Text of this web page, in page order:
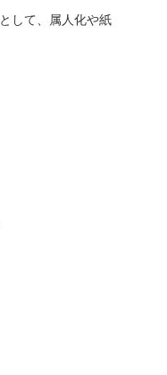
して、属人化や紙